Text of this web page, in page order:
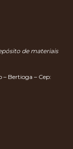
de materiais
– Bertioga – Cep: